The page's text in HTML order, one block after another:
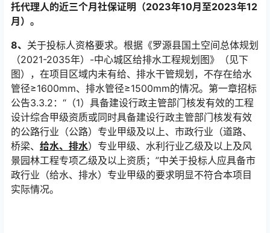
托代理人的近三个月社保证明（2023年10月至2023年12
月）。
8、 关于投标人资格要求。根据《罗源县国土空间总体规划
（2021-2035年）-中心城区给排水工程规划图》（见下
图），在项目区域内未有给、排水干管规划，不存在给水
管径≥1600mm、排水管径≥1500mm的情况。第一章招标
公告3.3.2：“（1）具备建设行政主管部门核发有效的工程
设计综合甲级资质或同时具备建设行政主管部门核发有效
的公路行业（公路）专业甲级及以上、市政行业（道路、
桥梁、 给水、排水）专业甲级、水利行业乙级及以上及风
景园林工程专项乙级及以上资质；”中关于投标人应具备市
政行业（给水、排水）专业甲级的要求明显不符合本项目
实际情况。